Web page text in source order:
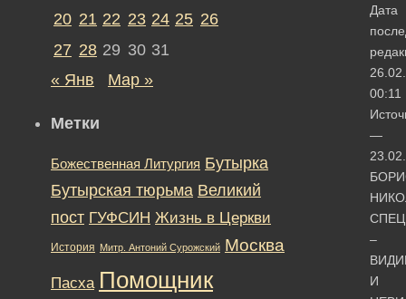
Дата
00:11
—
–
И
20 21 22 23 24 25 26
27 28 29 30 31
« Янв
Мар »
Метки
Божественная Литургия Бутырка
Бутырская тюрьма Великий
пост ГУФСИН Жизнь в Церкви
История Митр. Антоний Сурожский Москва
Пасха Помощник